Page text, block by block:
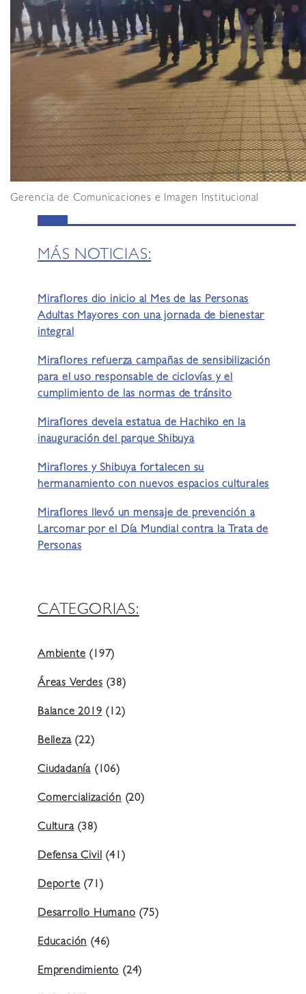
Gerencia de Comunicaciones e Imagen Institucional
MÁS NOTICIAS:
Miraflores dio inicio al Mes de las Personas
Adultas Mayores con una jornada de bienestar
integral
Miraflores refuerza campañas de sensibilización
para el uso responsable de ciclovías y el
cumplimiento de las normas de tránsito
Miraflores devela estatua de Hachiko en la
inauguración del parque Shibuya
Miraflores y Shibuya fortalecen su
hermanamiento con nuevos espacios culturales
Miraflores llevó un mensaje de prevención a
Larcomar por el Día Mundial contra la Trata de
Personas
CATEGORIAS:
Ambiente(197)
Áreas Verdes(38)
Balance 2019(12)
Belleza(22)
Ciudadanía (106)
Comercialización(20)
Cultura(38)
Defensa Civil(41)
Deporte(71)
Desarrollo Humano(75)
Educación(46)
Emprendimiento(24)